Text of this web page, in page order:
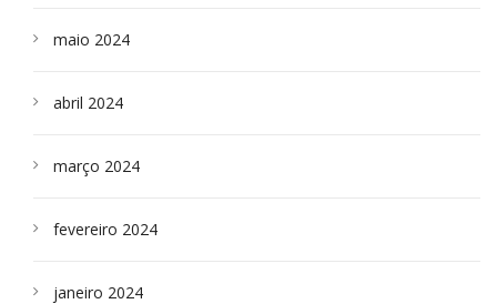
maio 2024
abril 2024
março 2024
fevereiro 2024
janeiro 2024